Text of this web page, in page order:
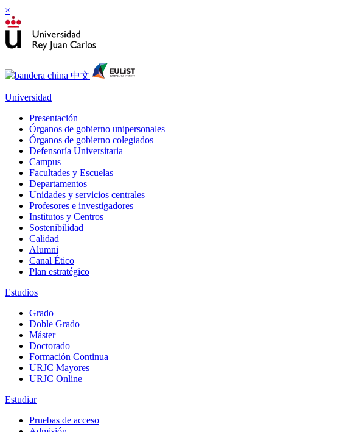
×
Universidad
Presentación
Órganos de gobierno unipersonales
Órganos de gobierno colegiados
Defensoría Universitaria
Campus
Facultades y Escuelas
Departamentos
Unidades y servicios centrales
Profesores e investigadores
Institutos y Centros
Sostenibilidad
Calidad
Alumni
Canal Ético
Plan estratégico
Estudios
Grado
Doble Grado
Máster
Doctorado
Formación Continua
URJC Mayores
URJC Online
Estudiar
Pruebas de acceso